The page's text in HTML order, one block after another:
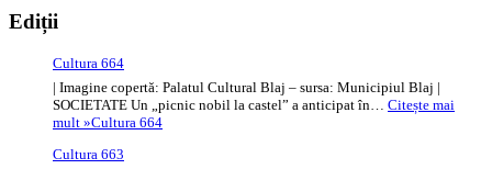
Ediții
Cultura 664
| Imagine copertă: Palatul Cultural Blaj – sursa: Municipiul Blaj |
SOCIETATE Un „picnic nobil la castel” a anticipat în… Citește mai
mult »Cultura 664
Cultura 663